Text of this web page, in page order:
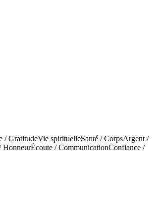
/ GratitudeVie spirituelleSanté / CorpsArgent /
HonneurÉcoute / CommunicationConfiance /